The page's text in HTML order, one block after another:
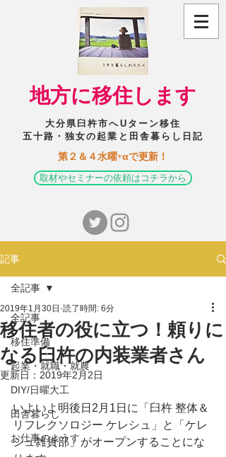
​地方に移住します
大分県臼杵市へUターン移住
五十路・独女の起業と田舎暮らし日記
​第２＆４水曜+αで更新！
取材やセミナーの依頼はコチラから
記事
全記事
移住準備
起業・就職・就農
DIY/日曜大工
田舎暮らし
お仕事のようす
全記事
移住者の役に立つ！頼りに
なる臼杵の内装業者さん
2019年1月30日 読了時間: 6分
更新日： 2019年2月2日
いよいよ明後日2月1日に「臼杵 整体＆
リフレクソロジー ケレシュ」と「ケレ
シュ雑貨部」がオープンすることにな